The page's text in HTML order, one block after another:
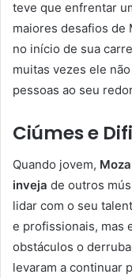
teve que enfrentar
maiores desafios de
no início de sua
muitas vezes ele
pessoas ao seu
Ciúmes e
Quando jovem,
inveja de outros
lidar com o seu
e profissionais, mas
obstáculos o
levaram a continuar